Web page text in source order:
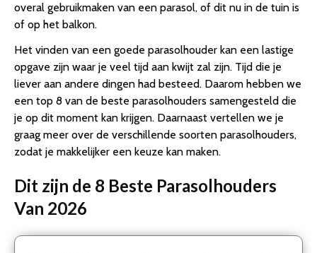
overal gebruikmaken van een parasol, of dit nu in de tuin is
of op het balkon.
Het vinden van een goede parasolhouder kan een lastige
opgave zijn waar je veel tijd aan kwijt zal zijn. Tijd die je
liever aan andere dingen had besteed. Daarom hebben we
een top 8 van de beste parasolhouders samengesteld die
je op dit moment kan krijgen. Daarnaast vertellen we je
graag meer over de verschillende soorten parasolhouders,
zodat je makkelijker een keuze kan maken.
Dit zijn de 8 Beste Parasolhouders
Van 2026